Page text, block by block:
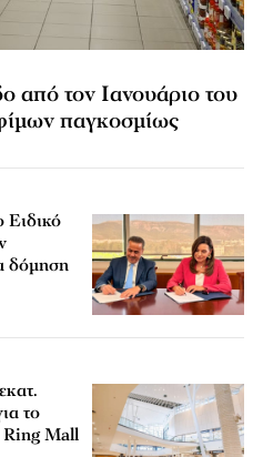
από τον Ιανουάριο του
παγκοσμίως
Ειδικό
δόμηση
το
Ring Mall